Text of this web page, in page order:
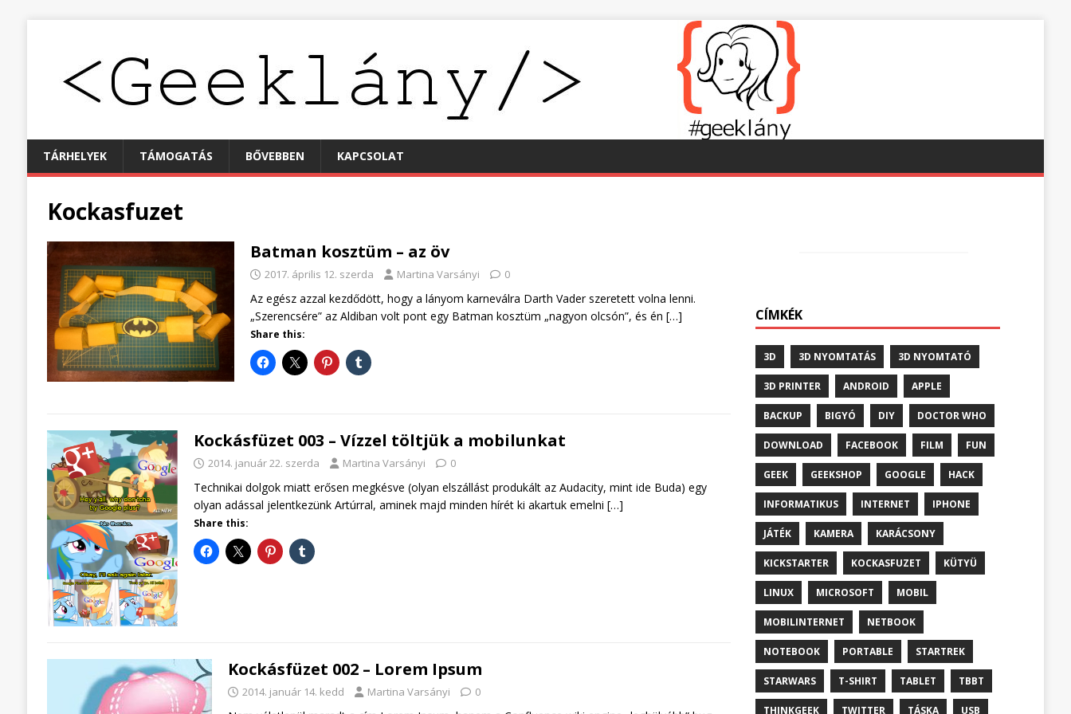
TÁRHELYEK TÁMOGATÁS BŐVEBBEN KAPCSOLAT
Kockasfuzet
Batman kosztüm – az öv
2017. április 12. szerda Martina Varsányi 0
Az egész azzal kezdődött, hogy a lányom karneválra Darth Vader szeretett volna lenni.
„Szerencsére” az Aldiban volt pont egy Batman kosztüm „nagyon olcsón”, és én […]
Share this:
Kockásfüzet 003 – Vízzel töltjük a mobilunkat
2014. január 22. szerda Martina Varsányi 0
Technikai dolgok miatt erősen megkésve (olyan elszállást produkált az Audacity, mint ide Buda) egy
olyan adással jelentkezünk Artúrral, aminek majd minden hírét ki akartuk emelni […]
Share this:
Kockásfüzet 002 – Lorem Ipsum
2014. január 14. kedd Martina Varsányi 0
CÍMKÉK
3D 3D NYOMTATÁS 3D NYOMTATÓ
3D PRINTER ANDROID APPLE
BACKUP BIGYÓ DIY DOCTOR WHO
DOWNLOAD FACEBOOK FILM FUN
GEEK GEEKSHOP GOOGLE HACK
INFORMATIKUS INTERNET IPHONE
JÁTÉK KAMERA KARÁCSONY
KICKSTARTER KOCKASFUZET KÜTYÜ
LINUX MICROSOFT MOBIL
MOBILINTERNET NETBOOK
NOTEBOOK PORTABLE STARTREK
STARWARS T-SHIRT TABLET TBBT
THINKGEEK TWITTER TÁSKA USB